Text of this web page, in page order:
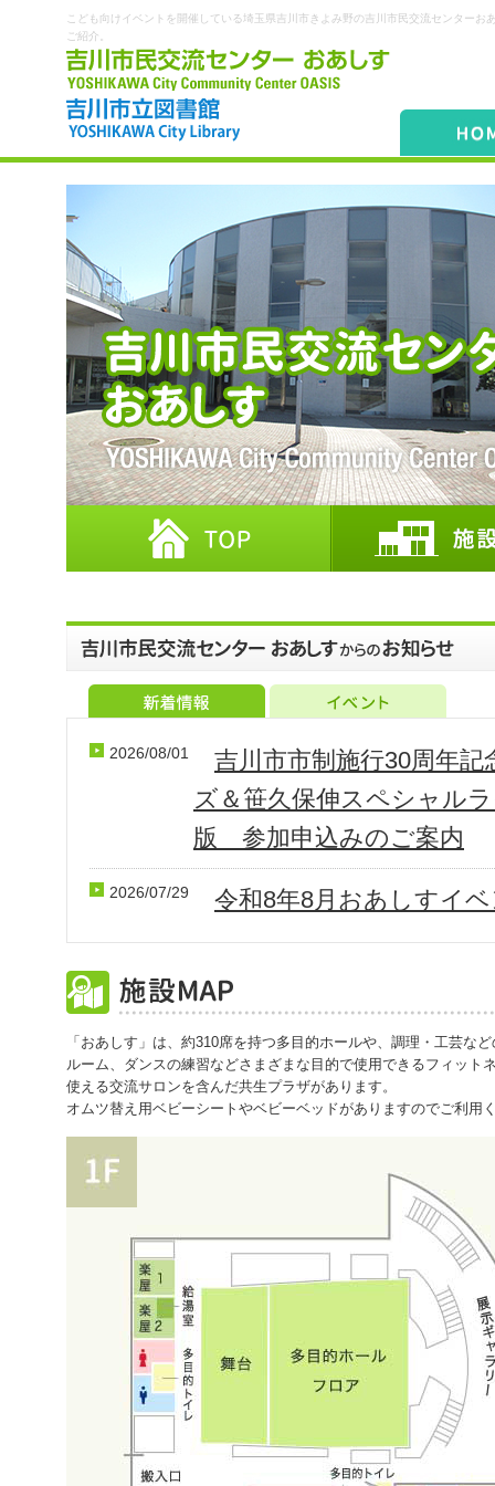
こども向けイベントを開催している埼玉県吉川市きよみ野の吉川市民交流センターお
ご紹介。
2026/08/01
吉川市市制施行30周年
ズ＆笹久保伸スペシャル
版 参加申込みのご案内
2026/07/29 令和8年8月おあしすイ
2026/07/07
市民活動サポートセン
『おあしすの窓に絵を描
2026/07/02
第14回おあしす祭り ＆
7月26日（日）あつま
どものあそび場」を開催
2026/07/01 令和8年7月おあしすイ
2026/06/29
市民活動サポートセン
休みどう過ごす？わくわ
ます！
「おあしす」は、約310席を持つ多目的ホールや、調理・工芸な
ルーム、ダンスの練習などさまざまな目的で使用できるフィット
使える交流サロンを含んだ共生プラザがあります。
オムツ替え用ベビーシートやベビーベッドがありますのでご利用